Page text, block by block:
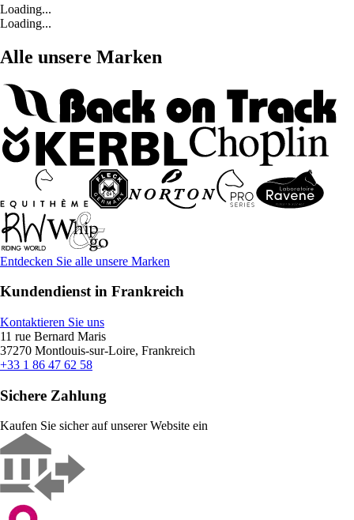
Loading...
Loading...
Alle unsere Marken
Entdecken Sie alle unsere Marken
Kundendienst in Frankreich
Kontaktieren Sie uns
11 rue Bernard Maris
37270 Montlouis-sur-Loire, Frankreich
+33 1 86 47 62 58
Sichere Zahlung
Kaufen Sie sicher auf unserer Website ein